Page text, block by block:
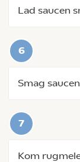
Lad saucen
Smag
Kom